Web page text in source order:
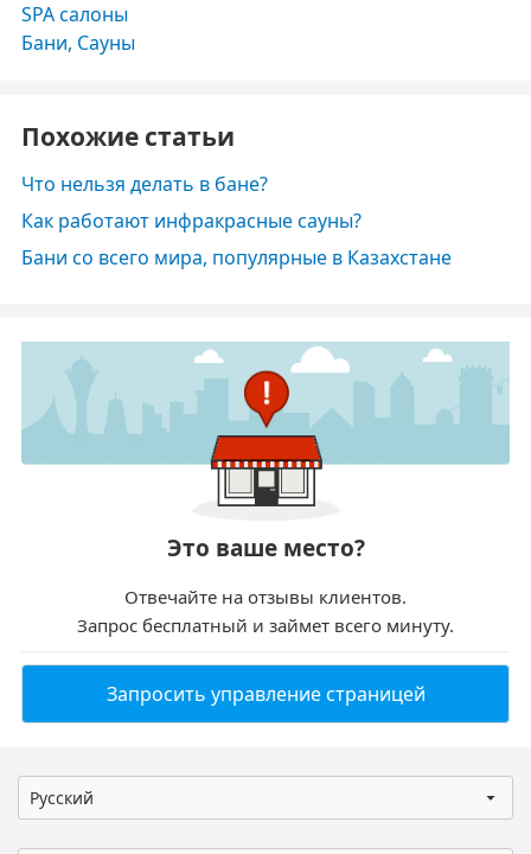
SPA салоны
Бани, Сауны
Похожие статьи
Что нельзя делать в бане?
Как работают инфракрасные сауны?
Бани со всего мира, популярные в Казахстане
Это ваше место?
Отвечайте на отзывы клиентов.
Запрос бесплатный и займет всего минуту.
Запросить управление страницей
Русский